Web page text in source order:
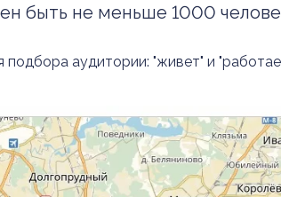
быть не меньше 1000
аудитории: "живет" и